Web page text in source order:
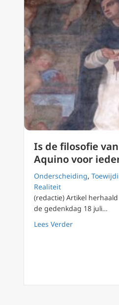
Is de filosofie
Aquino voor
Onderscheiding,
Realiteit
(redactie) Artikel
de gedenkdag 18 juli…
Lees Verderabout Is de